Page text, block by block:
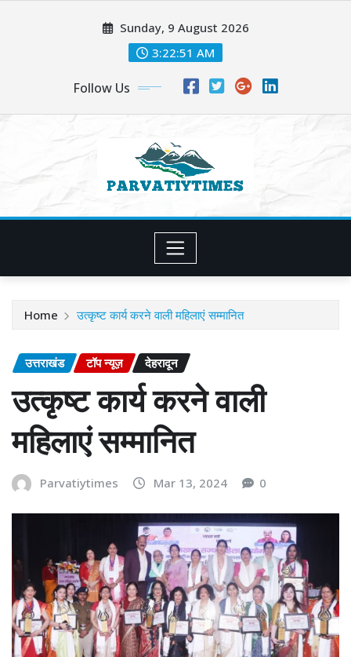
Sunday, 9 August 2026
3:22:52 AM
Follow Us
Home उत्कृष्ट कार्य करने वाली महिलाएं सम्मानित
उत्तराखंड टॉप न्यूज़ देहरादून
उत्कृष्ट कार्य करने वाली
महिलाएं सम्मानित
Parvatiytimes Mar 13, 2024 0